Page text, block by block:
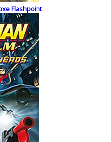
Flashpoint